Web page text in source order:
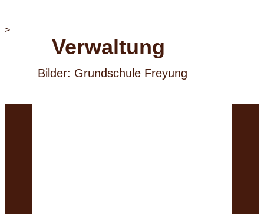
>
Verwaltung
Bilder: Grundschule Fre​yung